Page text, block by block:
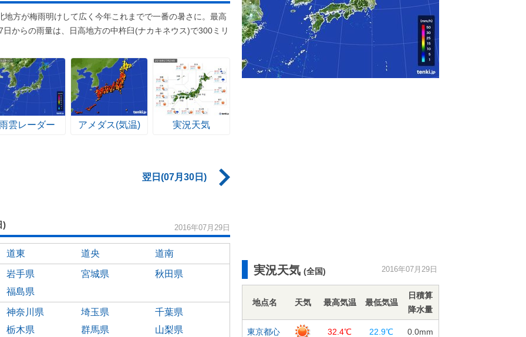
方が梅雨明けして広く今年これまでで一番の暑さに。最高
からの雨量は、日高地方の中杵臼(ナカキネウス)で300ミリ
雲レーダー アメダス(気温) 実況天気
翌日(07月30日)
) 2016年07月29日
道東 道央 道南
岩手県 宮城県
秋田県
福島県
神奈川県 埼玉県
千葉県
栃木県
群馬県 山梨県
実況天気 (全国) 2016年07月29日
地点名 天気 最高気温 最低気温
日積算
降水量
東京都心 32.4℃ 22.9℃ 0.0mm